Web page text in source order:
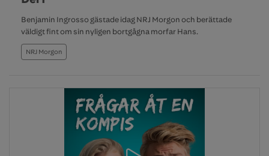
Benjamin Ingrosso gästade idag NRJ Morgon och berättade
väldigt fint om sin nyligen bortgågna morfar Hans.
NRJ Morgon